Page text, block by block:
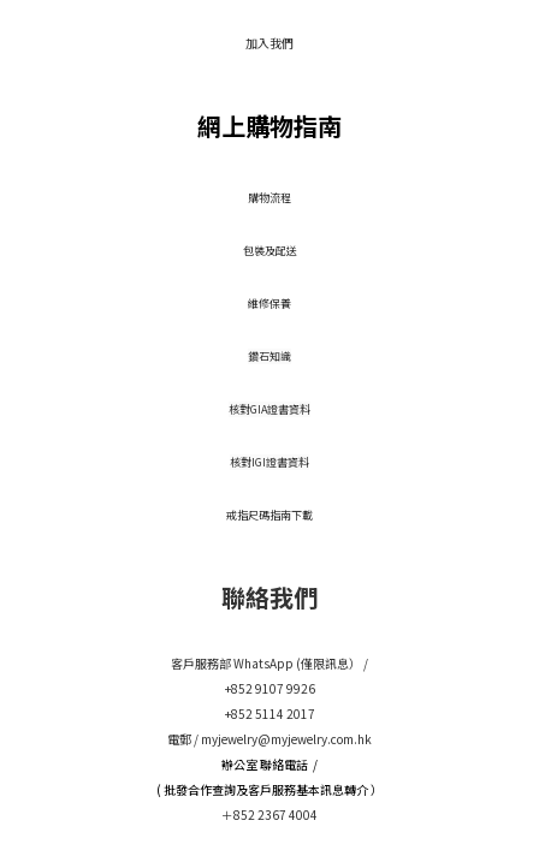
加入我們
網上購物指南
​購物流程
包裝及配送
維修保養
鑽石知識
核對GIA證書資料
核對IGI證書資料
戒指尺碼指南下載
聯絡我們
客戶服務部 WhatsApp (僅限訊息） /
+852 9107 9926
+852 5114 2017
電郵 / myjewelry@myjewelry.com.hk
辦公室 聯絡電話 /
( 批發合作查詢及客戶服務基本訊息轉介 ）
＋852 2367 4004